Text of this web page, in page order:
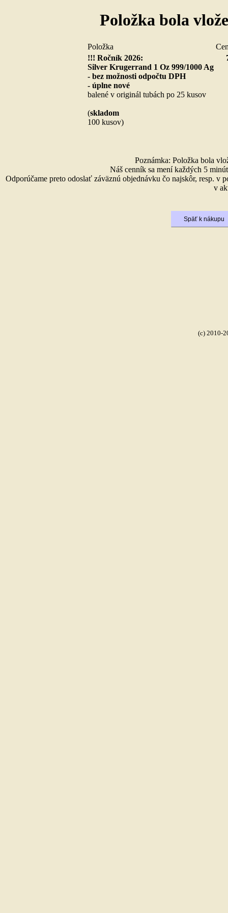
Položka bola
Položka
!!! Ročník 2026:
Silver Krugerrand 1 Oz 999/1000 Ag
- bez možnosti odpočtu DPH
- úplne nové
balené v originál tubách po 25 kusov
(skladom
100 kusov)
Poznámka: Položka bola
Náš cenník sa mení každých 5
Odporúčame preto odoslať záväznú objednávku čo najskôr, resp. v
v
(c) 2010-